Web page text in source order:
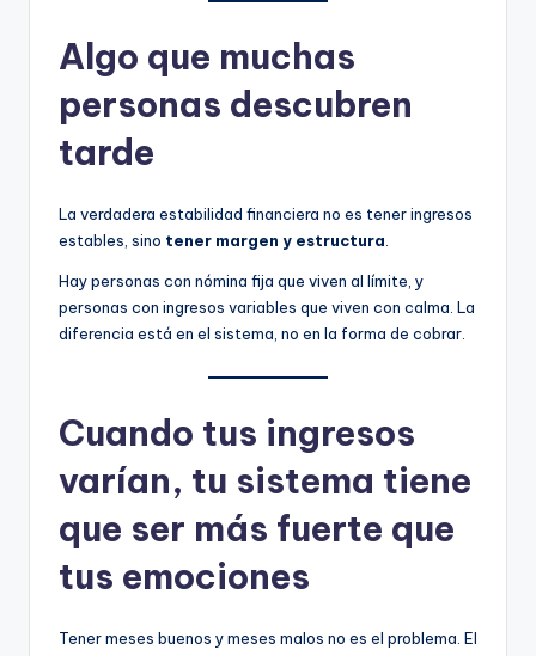
Algo que muchas
personas descubren
tarde
La verdadera estabilidad financiera no es tener ingresos
estables, sino tener margen y estructura
Hay personas con nómina fija que viven al límite, y
personas con ingresos variables que viven con calma. La
diferencia está en el sistema, no en la forma de cobrar.
Cuando tus ingresos
varían, tu sistema tiene
que ser más fuerte que
tus emociones
Tener meses buenos y meses malos no es el problema. El